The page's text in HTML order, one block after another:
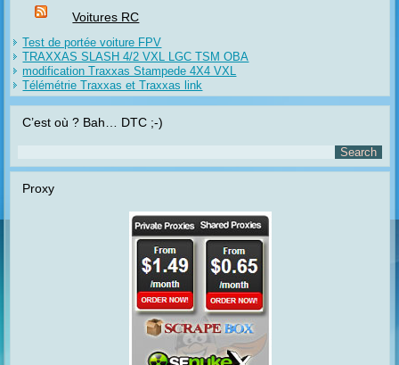
Voitures RC
Test de portée voiture FPV
TRAXXAS SLASH 4/2 VXL LGC TSM OBA
modification Traxxas Stampede 4X4 VXL
Télémétrie Traxxas et Traxxas link
C’est où ? Bah… DTC ;-)
Proxy